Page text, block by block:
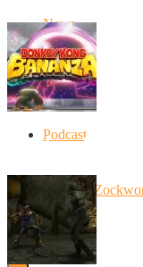
News
Artikel
Podcast
10 Jahre
Donkey